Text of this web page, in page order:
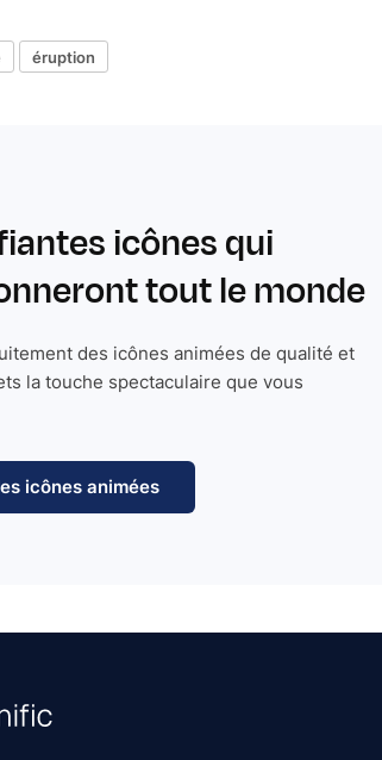
éruption
icônes qui
tout le monde
des icônes animées de qualité et
la touche spectaculaire que vous
icônes animées